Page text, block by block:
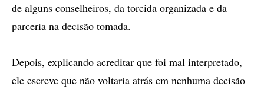
de alguns conselheiros, da torcida organizada e da
parceria na decisão tomada.
Depois, explicando acreditar que foi mal interpretado,
ele escreve que não voltaria atrás em nenhuma decisão